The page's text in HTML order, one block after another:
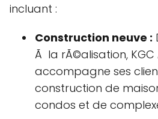
incluant :
Construction neuve :
Ã la rÃ©alisation, KGC
accompagne ses
construction de
condos et de